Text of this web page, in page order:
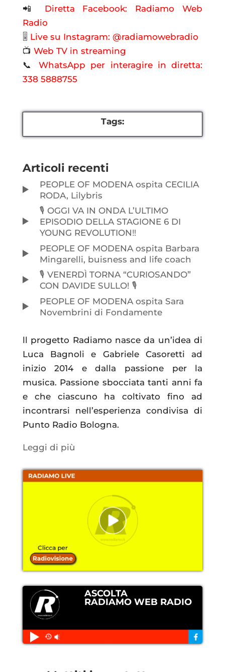
📲 Diretta Facebook: Radiamo Web
Radio
🎚 Live su Instagram: @radiamowebradio
📺 Web TV in streaming
📞WhatsApp per interagire in diretta:
338 5888755
Tags:
Articoli recenti
PEOPLE OF MODENA ospita CECILIA
RODA, Lilybris
🎙️ OGGI VA IN ONDA L’ULTIMO
EPISODIO DELLA STAGIONE 6 DI
YOUNG REVOLUTION‼️
PEOPLE OF MODENA ospita Barbara
Mingarelli, buisness and life coach
🎙️ VENERDÌ TORNA “CURIOSANDO”
CON DAVIDE SULLO! 🎙️
PEOPLE OF MODENA ospita Sara
Novembrini di Fondamente
ll progetto Radiamo nasce da un’idea di
Luca Bagnoli e Gabriele Casoretti ad
inizio 2014 e dalla passione per la
musica. Passione sbocciata tanti anni fa
e che ciascuno ha coltivato fino ad
incontrarsi nell’esperienza condivisa di
Punto Radio Bologna.
Leggi di più
ASCOLTA
RADIAMO WEB RADIO